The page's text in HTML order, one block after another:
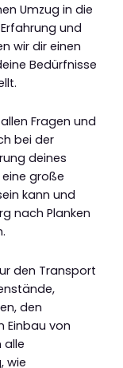
Umzug in die
und
wir dir einen
Bedürfnisse
Fragen und
bei der
deines
eine große
kann und
nach Planken
den Transport
den
Einbau von
alle
wie